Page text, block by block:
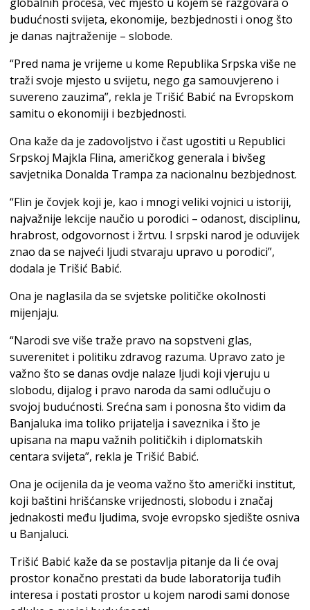
budućnosti svijeta, ekonomije, bezbjednosti i onog što
je danas najtraženije – slobode.
“Pred nama je vrijeme u kome Republika Srpska više ne
traži svoje mjesto u svijetu, nego ga samouvjereno i
suvereno zauzima”, rekla je Trišić Babić na Evropskom
samitu o ekonomiji i bezbjednosti.
Ona kaže da je zadovoljstvo i čast ugostiti u Republici
Srpskoj Majkla Flina, američkog generala i bivšeg
savjetnika Donalda Trampa za nacionalnu bezbjednost.
“Flin je čovjek koji je, kao i mnogi veliki vojnici u istoriji,
najvažnije lekcije naučio u porodici – odanost, disciplinu,
hrabrost, odgovornost i žrtvu. I srpski narod je oduvijek
znao da se najveći ljudi stvaraju upravo u porodici”,
dodala je Trišić Babić.
Ona je naglasila da se svjetske političke okolnosti
mijenjaju.
“Narodi sve više traže pravo na sopstveni glas,
suverenitet i politiku zdravog razuma. Upravo zato je
važno što se danas ovdje nalaze ljudi koji vjeruju u
slobodu, dijalog i pravo naroda da sami odlučuju o
svojoj budućnosti. Srećna sam i ponosna što vidim da
Banjaluka ima toliko prijatelja i saveznika i što je
upisana na mapu važnih političkih i diplomatskih
centara svijeta”, rekla je Trišić Babić.
Ona je ocijenila da je veoma važno što američki institut,
koji baštini hrišćanske vrijednosti, slobodu i značaj
jednakosti među ljudima, svoje evropsko sjedište osniva
u Banjaluci.
Trišić Babić kaže da se postavlja pitanje da li će ovaj
prostor konačno prestati da bude laboratorija tuđih
interesa i postati prostor u kojem narodi sami donose